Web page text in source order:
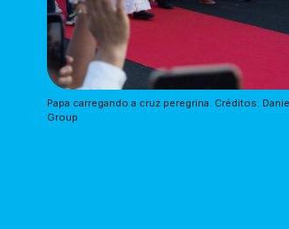
Papa carregando a cruz peregrina. Créditos:
Group